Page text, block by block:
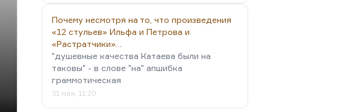
Почему несмотря на то, что произведения
«12 стульев» Ильфа и Петрова и
«Растратчики»…
"душевные качества Катаева были на
таковы" - в слове "на" апшибка
граммотическая
31 мая, 11:20